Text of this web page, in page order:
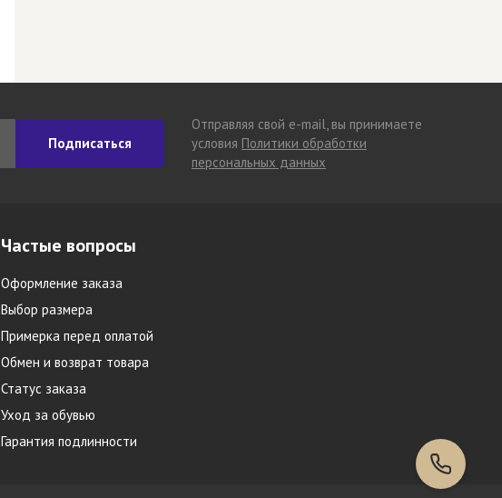
Подписаться
Отправляя свой e-mail, вы принимаете
условия Политики обработки
персональных данных
Частые вопросы
Оформление заказа
Выбор размера
Примерка перед оплатой
Обмен и возврат товара
Статус заказа
Уход за обувью
Гарантия подлинности